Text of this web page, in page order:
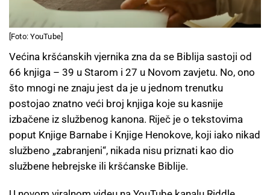
[Foto: YouTube]
Većina kršćanskih vjernika zna da se Biblija sastoji od
66 knjiga – 39 u Starom i 27 u Novom zavjetu. No, ono
što mnogi ne znaju jest da je u jednom trenutku
postojao znatno veći broj knjiga koje su kasnije
izbačene iz službenog kanona. Riječ je o tekstovima
poput Knjige Barnabe i Knjige Henokove, koji iako nikad
službeno „zabranjeni“, nikada nisu priznati kao dio
službene hebrejske ili kršćanske Biblije.